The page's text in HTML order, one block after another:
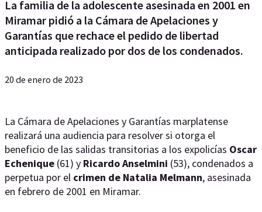
La familia de la adolescente asesinada en 2001 en
Miramar pidió a la Cámara de Apelaciones y
Garantías que rechace el pedido de libertad
anticipada realizado por dos de los condenados.
20 de enero de 2023
La Cámara de Apelaciones y Garantías marplatense
realizará una audiencia para resolver si otorga el
beneficio de las salidas transitorias a los expolicías Oscar
Echenique (61) y Ricardo Anselmini (53), condenados a
perpetua por el crimen de Natalia Melmann, asesinada
en febrero de 2001 en Miramar.